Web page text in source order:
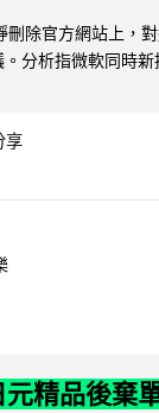
除官方網站上，
分析指微軟同時
享
精品後棄